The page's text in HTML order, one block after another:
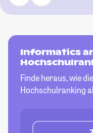
Informatics
Finde heraus, wie
Hochschulranking